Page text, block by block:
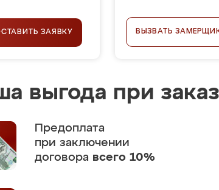
ЗАЯВКУ ВЫЗВАТЬ
выгода при
Предоплата
при заключении
договора всего 10%